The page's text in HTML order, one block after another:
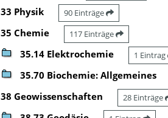
33 Physik 90 Einträge
35 Chemie 117 Einträge
35.14 Elektrochemie 1 Eintrag
35.70 Biochemie: Allgemeines
38 Geowissenschaften 28 Einträge